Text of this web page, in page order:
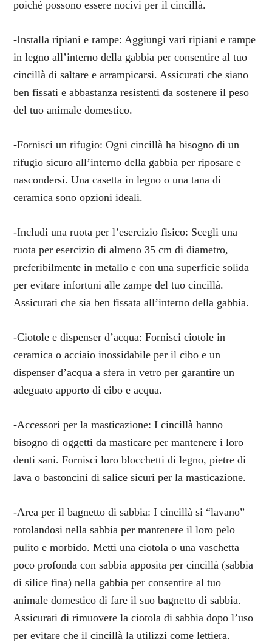
poiché possono essere nocivi per il cincillà.
-Installa ripiani e rampe: Aggiungi vari ripiani e rampe
in legno all’interno della gabbia per consentire al tuo
cincillà di saltare e arrampicarsi. Assicurati che siano
ben fissati e abbastanza resistenti da sostenere il peso
del tuo animale domestico.
-Fornisci un rifugio: Ogni cincillà ha bisogno di un
rifugio sicuro all’interno della gabbia per riposare e
nascondersi. Una casetta in legno o una tana di
ceramica sono opzioni ideali.
-Includi una ruota per l’esercizio fisico: Scegli una
ruota per esercizio di almeno 35 cm di diametro,
preferibilmente in metallo e con una superficie solida
per evitare infortuni alle zampe del tuo cincillà.
Assicurati che sia ben fissata all’interno della gabbia.
-Ciotole e dispenser d’acqua: Fornisci ciotole in
ceramica o acciaio inossidabile per il cibo e un
dispenser d’acqua a sfera in vetro per garantire un
adeguato apporto di cibo e acqua.
-Accessori per la masticazione: I cincillà hanno
bisogno di oggetti da masticare per mantenere i loro
denti sani. Fornisci loro blocchetti di legno, pietre di
lava o bastoncini di salice sicuri per la masticazione.
-Area per il bagnetto di sabbia: I cincillà si “lavano”
rotolandosi nella sabbia per mantenere il loro pelo
pulito e morbido. Metti una ciotola o una vaschetta
poco profonda con sabbia apposita per cincillà (sabbia
di silice fina) nella gabbia per consentire al tuo
animale domestico di fare il suo bagnetto di sabbia.
Assicurati di rimuovere la ciotola di sabbia dopo l’uso
per evitare che il cincillà la utilizzi come lettiera.